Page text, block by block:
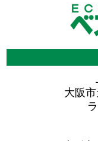
大阪